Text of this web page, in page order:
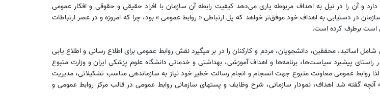
آن را در نیل به اهداف مربوطه یاری می‌دهد کیفیت رابطه آن سازمان با افراد حقیقی و حقوقی و افکار عمومی
در دستیابی به اهداف خود موفق‌تر خواهد که پل ارتباطی « روابط عمومی » بود، چرا که امروزه و در عصر ارتباطات
است برطرف کرده است.
محققین، دانشجویان، مردم و کارکنان را در بر میگیرد نقش روابط عمومی برای اطلاع رسانی و اطلاع یابی
پیشبرد سیاست‌ها، برنامه‌ها و اهداف آموزشی، بهداشتی و خدماتی دانشگاه علوم پزشکی ایران و وزارت متبوع
روابط عمومی معاونت متبوع جهت انسجام و انجام رسالت خطیر خود نیاز به سازماندهی مناسب تشکیلاتی، مدیریت
گفته شد اهداف، نمودار سازمانی، شرح وظایف و پستهای سازمانی روابط عمومی در قالب مرکز روابط عمومی و